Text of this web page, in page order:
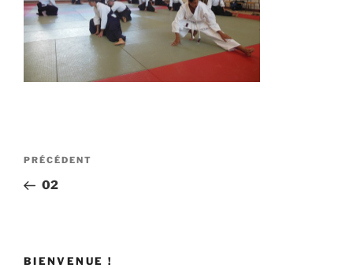
Navigation
l’article
Article
précédent
PRÉCÉDENT
02
BIENVENUE !